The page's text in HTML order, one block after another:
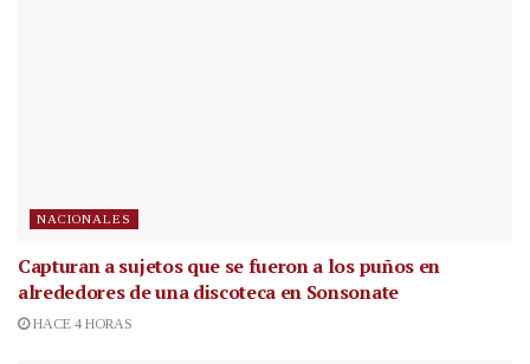
NACIONALES
Capturan a sujetos que se fueron a los puños en
alrededores de una discoteca en Sonsonate
HACE 4 HORAS